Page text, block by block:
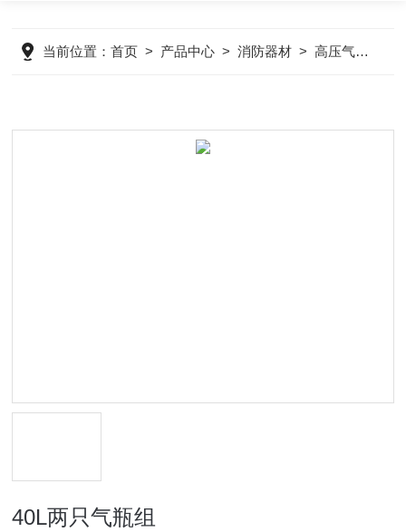
当前位置：首页 > 产品中心 >消防器材 >高压气瓶组
40L两只气瓶组